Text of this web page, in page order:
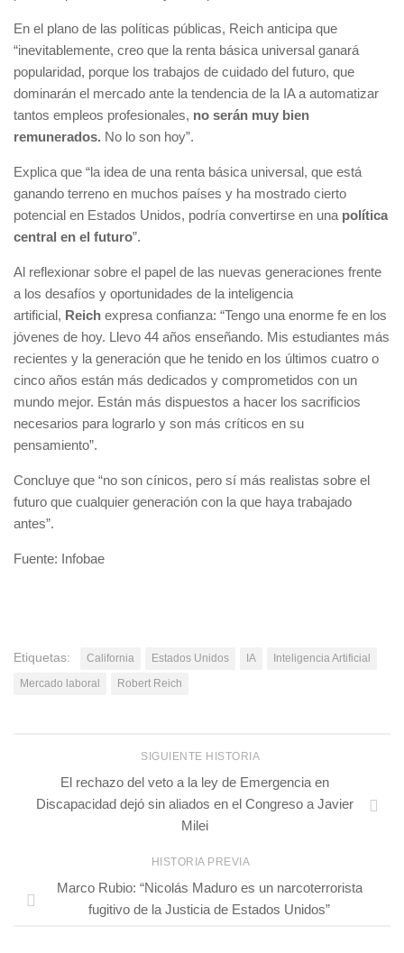
En el plano de las políticas públicas, Reich anticipa que
“inevitablemente, creo que la renta básica universal ganará
popularidad, porque los trabajos de cuidado del futuro, que
dominarán el mercado ante la tendencia de la IA a automatizar
tantos empleos profesionales, no serán muy bien
remunerados. No lo son hoy”.
Explica que “la idea de una renta básica universal, que está
ganando terreno en muchos países y ha mostrado cierto
potencial en Estados Unidos, podría convertirse en una política
central en el futuro”.
Al reflexionar sobre el papel de las nuevas generaciones frente
a los desafíos y oportunidades de la inteligencia
artificial, Reich expresa confianza: “Tengo una enorme fe en los
jóvenes de hoy. Llevo 44 años enseñando. Mis estudiantes más
recientes y la generación que he tenido en los últimos cuatro o
cinco años están más dedicados y comprometidos con un
mundo mejor. Están más dispuestos a hacer los sacrificios
necesarios para lograrlo y son más críticos en su
pensamiento”.
Concluye que “no son cínicos, pero sí más realistas sobre el
futuro que cualquier generación con la que haya trabajado
antes”.
Fuente: Infobae
Etiquetas: California Estados Unidos IA
Inteligencia Artificial
Mercado laboral
Robert Reich
SIGUIENTE HISTORIA
El rechazo del veto a la ley de Emergencia en
Discapacidad dejó sin aliados en el Congreso a Javier
Milei
HISTORIA PREVIA
Marco Rubio: “Nicolás Maduro es un narcoterrorista
fugitivo de la Justicia de Estados Unidos”